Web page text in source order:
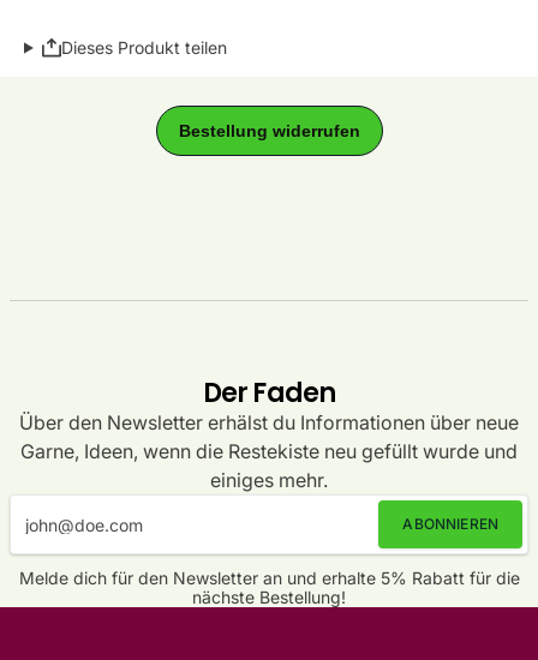
Dieses Produkt teilen
Der Faden
Über den Newsletter erhälst du Informationen über neue
Garne, Ideen, wenn die Restekiste neu gefüllt wurde und
einiges mehr.
ABONNIEREN
Melde dich für den Newsletter an und erhalte 5% Rabatt für die
nächste Bestellung!